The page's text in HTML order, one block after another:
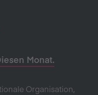
Monat.
Organisation,